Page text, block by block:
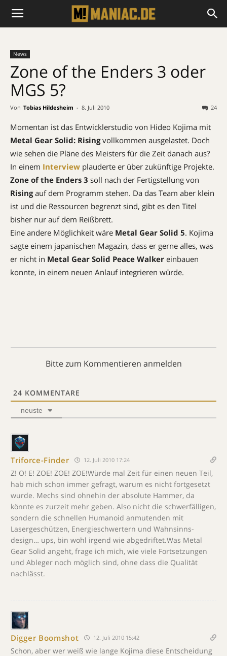
News
Zone of the Enders 3 oder
MGS 5?
Von Tobias Hildesheim - 8. Juli 2010 24
Momentan ist das Entwicklerstudio von Hideo Kojima mit
Metal Gear Solid: Risingvollkommen ausgelastet. Doch
wie sehen die Pläne des Meisters für die Zeit danach aus?
In einem Interview plauderte er über zukünftige Projekte.
Zone of the Enders 3 soll nach der Fertigstellung von
Risingauf dem Programm stehen. Da das Team aber klein
ist und die Ressourcen begrenzt sind, gibt es den Titel
bisher nur auf dem Reißbrett.
Eine andere Möglichkeit wäre Metal Gear Solid 5. Kojima
sagte einem japanischen Magazin, dass er gerne alles, was
er nicht in Metal Gear Solid Peace Walker einbauen
konnte, in einem neuen Anlauf integrieren würde.
Bitte zum Kommentieren anmelden
24 KOMMENTARE
neuste
Triforce-Finder 12. Juli 2010 17:24
Z! O! E! ZOE! ZOE! ZOE!Würde mal Zeit für einen neuen Teil,
hab mich schon immer gefragt, warum es nicht fortgesetzt
wurde. Mechs sind ohnehin der absolute Hammer, da
könnte es zurzeit mehr geben. Also nicht die schwerfälligen,
sondern die schnellen Humanoid anmutenden mit
Lasergeschützen, Energieschwertern und Wahnsinns-
design… ups, bin wohl irgend wie abgedriftet.Was Metal
Gear Solid angeht, frage ich mich, wie viele Fortsetzungen
und Ableger noch möglich sind, ohne dass die Qualität
nachlässt.
Digger Boomshot 12. Juli 2010 15:42
Schon, aber wer weiß wie lange Kojima diese Entscheidung